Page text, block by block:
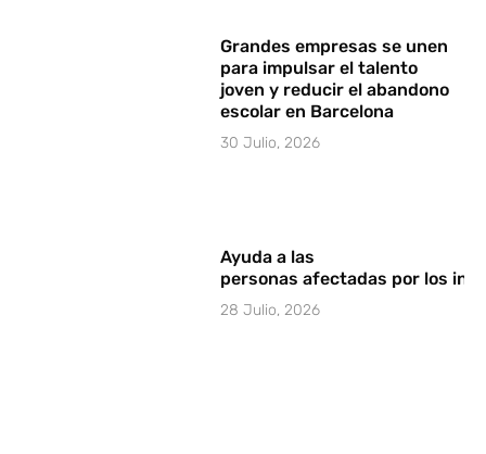
Grandes empresas se unen
para impulsar el talento
joven y reducir el abandono
escolar en Barcelona
30 Julio, 2026
Ayuda a las
personas afectadas por los
28 Julio, 2026